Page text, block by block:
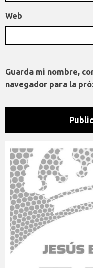
Web
Guarda mi nombre,
navegador para la